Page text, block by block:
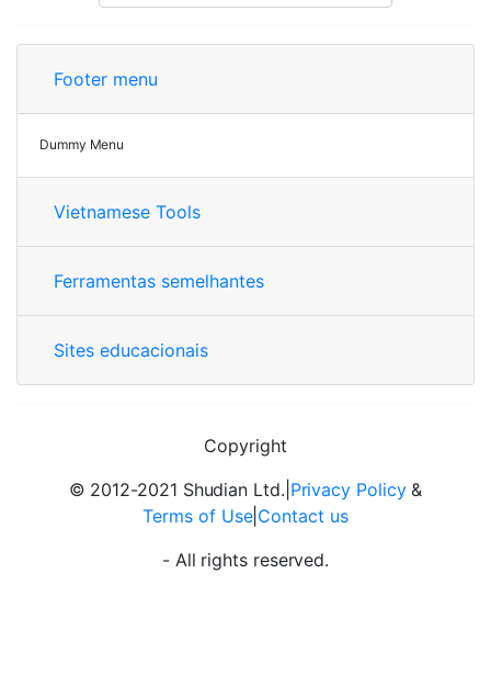
Footer menu
Dummy Menu
Vietnamese Tools
Ferramentas semelhantes
Sites educacionais
Copyright
© 2012-2021 Shudian Ltd.| Privacy Policy&
Terms of Use| Contact us
- All rights reserved.